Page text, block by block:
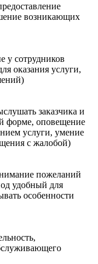
возникающих
у сотрудников
оказания услуги,
заказчика и
форме, оповещение
услуги, умение
с жалобой)
пожеланий
удобный для
особенности